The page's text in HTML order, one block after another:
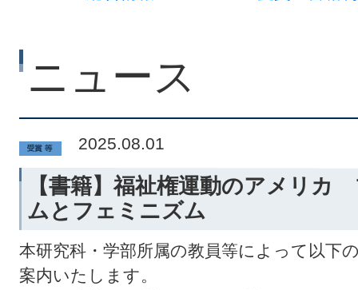
ニュース
2025.08.01
【書籍】福祉権運動のアメリ
ムとフェミニズム
本研究科・学部所属の教員等によって以下
案内いたします。